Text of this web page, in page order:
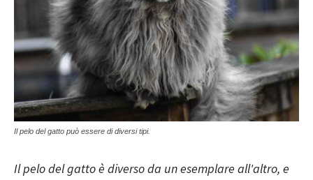
Il pelo del gatto può essere di diversi tipi.
Il pelo del gatto è diverso da un esemplare all'altro, e